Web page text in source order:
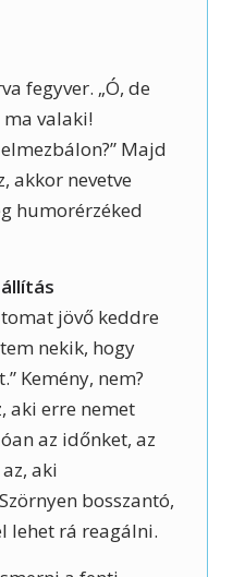
fegyver. „Ó, de
valaki!
Majd
akkor nevetve
humorérzéked
jövő keddre
nekik, hogy
Kemény, nem?
aki erre nemet
az időnket, az
aki
bosszantó,
lehet rá reagálni.